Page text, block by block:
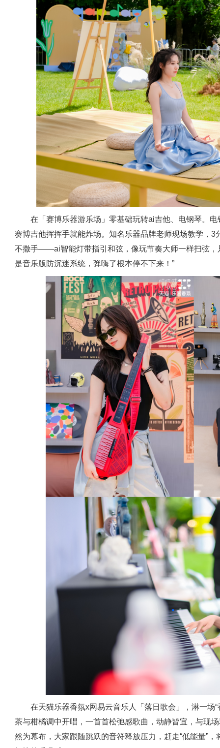
在「赛博乐器游乐场」零基础玩转ai吉他、电钢琴。
赛博吉他挥挥手就能炸场。知名乐器品牌老师现场教学，
不撒手——‌ai智能灯带指引和弦，像玩节奏大师一样扫弦‌，
是音乐版防沉迷系统，弹嗨了根本停不下来！”
在天猫乐器香氛x网易云音乐人「落日歌会」，淋一场
茶与柑橘调中开唱，一首首松弛感歌曲，动静皆宜，与现
然为幕布，大家跟随跳跃的音符释放压力，赶走“低能量”